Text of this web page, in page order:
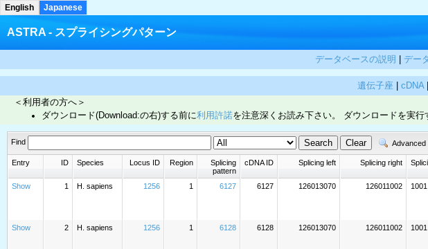
English Japanese
ASTRA - スプライシングパターン
データベースの説明 デー
遺伝子座 cDNA|
＜利用者の方へ＞
ダウンロード(Download:の右)する前に利用許諾を注意深くお読み下さい。 ダウンロードを実
Find Advanced
Entry ID Species Locus ID Region
Splicing
pattern
cDNA ID Splicing left Splicing right
Show 1 H. sapiens 1256 1 6127 6127 126013070 126011002 1001
Show 2 H. sapiens 1256 1 6128 6128 126013070 126011002 1001